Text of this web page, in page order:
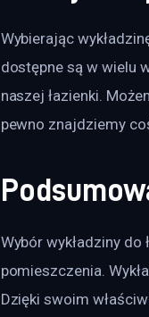
Wybierając
dostępne są w wielu
naszej łazienki.
pewno znajdziemy
Wybór wykładziny
pomieszczenia.
Dzięki swoim